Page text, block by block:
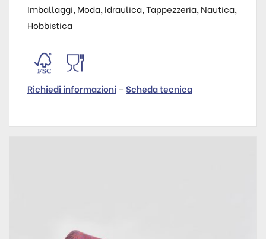
Imballaggi, Moda, Idraulica, Tappezzeria, Nautica,
Hobbistica
Richiedi informazioni – Scheda tecnica